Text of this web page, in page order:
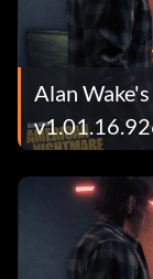
Alan